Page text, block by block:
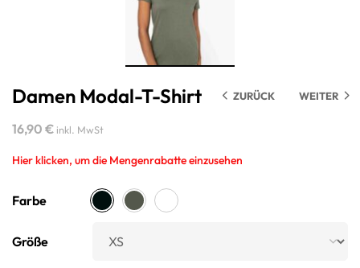
ZURÜCK WEITER
Damen Modal-T-Shirt
16,90 € inkl. MwSt
Hier klicken, um die Mengenrabatte einzusehen
Farbe
Größe